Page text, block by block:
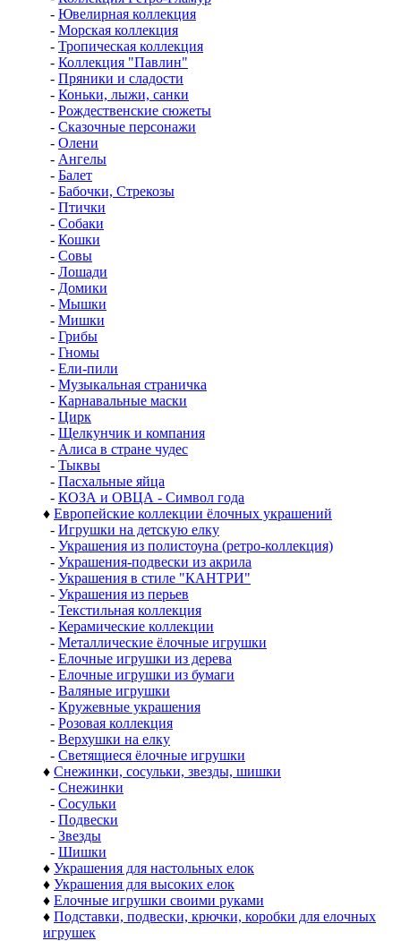
- Ювелирная коллекция
- Морская коллекция
- Тропическая коллекция
- Коллекция "Павлин"
- Пряники и сладости
- Коньки, лыжи, санки
- Рождественские сюжеты
- Сказочные персонажи
- Олени
- Ангелы
- Балет
- Бабочки, Стрекозы
- Птички
- Собаки
- Кошки
- Совы
- Лошади
- Домики
- Мышки
- Мишки
- Грибы
- Гномы
- Ели-пили
- Музыкальная страничка
- Карнавальные маски
- Цирк
- Щелкунчик и компания
- Алиса в стране чудес
- Тыквы
- Пасхальные яйца
- КОЗА и ОВЦА - Символ года
♦ Европейские коллекции ёлочных украшений
- Игрушки на детскую елку
- Украшения из полистоуна (ретро-коллекция)
- Украшения-подвески из акрила
- Украшения в стиле "КАНТРИ"
- Украшения из перьев
- Текстильная коллекция
- Керамические коллекции
- Металлические ёлочные игрушки
- Елочные игрушки из дерева
- Елочные игрушки из бумаги
- Валяные игрушки
- Кружевные украшения
- Розовая коллекция
- Верхушки на елку
- Светящиеся ёлочные игрушки
♦ Снежинки, сосульки, звезды, шишки
- Снежинки
- Сосульки
- Подвески
- Звезды
- Шишки
♦ Украшения для настольных елок
♦ Украшения для высоких елок
♦ Елочные игрушки своими руками
♦ Подставки, подвески, крючки, коробки для елочных
игрушек